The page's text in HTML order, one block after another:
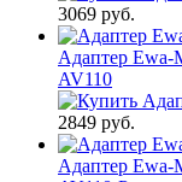
3069 руб.
Адаптер Ewa-
AV110
2849 руб.
Адаптер Ewa-